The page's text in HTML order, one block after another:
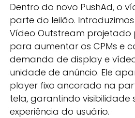
Dentro do novo PushAd, o
parte do leilão.
Vídeo Outstream projetado
para aumentar os CPMs e
demanda de display e
unidade de anúncio. Ele
player fixo ancorado na
tela, garantindo visibilidade
experiência do usuário.